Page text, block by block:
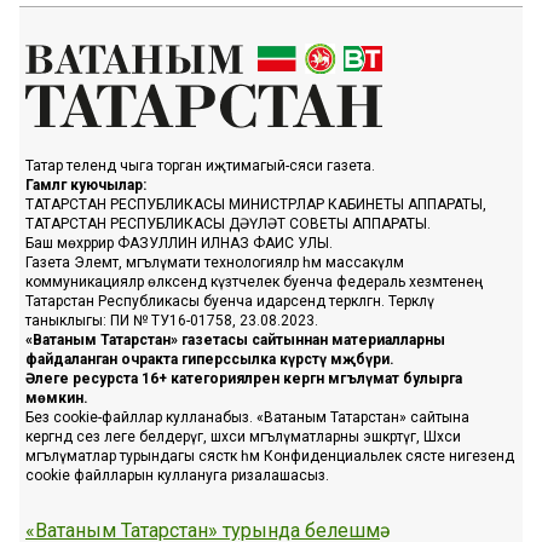
Татар телендә чыга торган иҗтимагый-сәяси газета.
Гамәлгә куючылар:
ТАТАРСТАН РЕСПУБЛИКАСЫ МИНИСТРЛАР КАБИНЕТЫ АППАРАТЫ,
ТАТАРСТАН РЕСПУБЛИКАСЫ ДӘҮЛӘТ СОВЕТЫ АППАРАТЫ.
Баш мөхәррир ФАЗУЛЛИН ИЛНАЗ ФАИС УЛЫ.
Газета Элемтә, мәгълүмати технологияләр һәм массакүләм
коммуникацияләр өлкәсендә күзәтчелек буенча федераль хезмәтенең
Татарстан Республикасы буенча идарәсендә теркәлгән. Теркәлү
таныклыгы: ПИ № ТУ16-01758, 23.08.2023.
«Ватаным Татарстан» газетасы сайтыннан материалларны
файдаланган очракта гиперссылка күрсәтү мәҗбүри.
Әлеге ресурста 16+ категорияләренә кергән мәгълүмат булырга
мөмкин.
Без cookie-файллар кулланабыз. «Ватаным Татарстан» сайтына
кергәндә сез әлеге белдерүгә, шәхси мәгълүматларны эшкәртүгә, Шәхси
мәгълүматлар турындагы сәясәткә һәм Конфиденциальлек сәясәте нигезендә
cookie файлларын куллануга ризалашасыз.
«Ватаным Татарстан» турында белешмә